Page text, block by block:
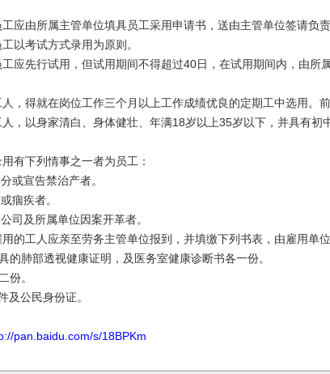
应由所属主管单位填具员工采用申请书，送由主管单位签请负责
以考试方式录用为原则。
应先行试用，但试用期间不得超过40日，在试用期间内，由
，得就在岗位工作三个月以上工作成绩优良的定期工中选用。
，以身家清白、身体健壮、年满18岁以上35岁以下，并具有
有下列情事之一者为员工：
或宣告禁治产者。
痼疾者。
司及所属单位因案开革者。
的工人应亲至劳务主管单位报到，并填缴下列书表，由雇用单位
的肺部透视健康证明，及医务室健康诊断书各一份。
份。
及公民身份证。
pan.baidu.com/s/18BPKm